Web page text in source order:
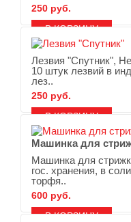
250 руб.
Лезвия "Спутник",
10 штук лезвий в
лез..
250 руб.
Машинка для
Машинка для
гос. хранения, в
торфя..
600 руб.